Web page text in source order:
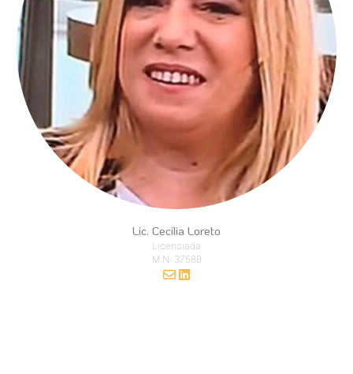
Lic. Cecilia Loreto
Licenciada
M.N: 37589